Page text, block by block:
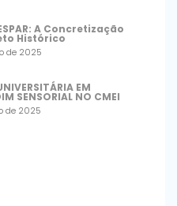
A Concretização
Histórico
de 2025
EM
SENSORIAL NO CMEI
de 2025